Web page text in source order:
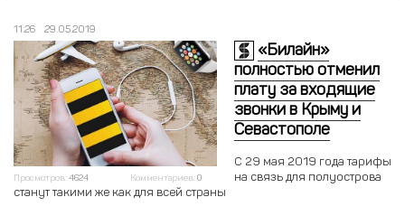
11:26 29.05.2019
Просмотров: 4624 Комментариев: 0
«Билайн»
полностью отменил
плату за входящие
звонки в Крыму и
Севастополе
С 29 мая 2019 года тарифы
на связь для полуострова
станут такими же как для всей страны